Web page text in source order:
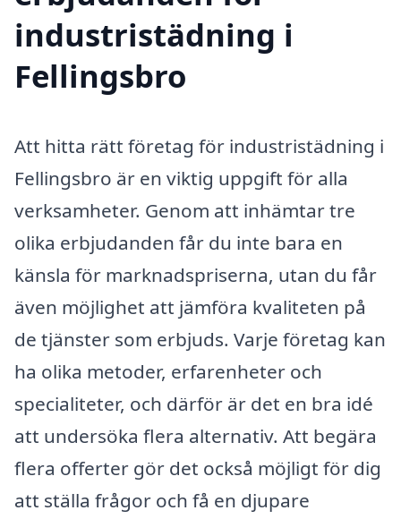
industristädning i
Fellingsbro
Att hitta rätt företag för industristädning i
Fellingsbro är en viktig uppgift för alla
verksamheter. Genom att inhämtar tre
olika erbjudanden får du inte bara en
känsla för marknadspriserna, utan du får
även möjlighet att jämföra kvaliteten på
de tjänster som erbjuds. Varje företag kan
ha olika metoder, erfarenheter och
specialiteter, och därför är det en bra idé
att undersöka flera alternativ. Att begära
flera offerter gör det också möjligt för dig
att ställa frågor och få en djupare